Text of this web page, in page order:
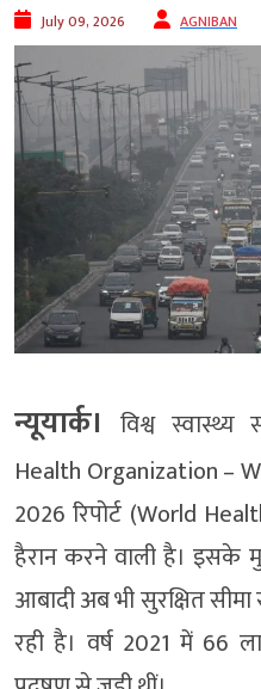
July 09, 2026 AGNIBAN
न्यूयार्क। विश्व
Health Organization –
2026 रिपोर्ट (World
हैरान करने वाली है। इसके
आबादी अब भी सुरक्षित
रही है। वर्ष 2021 में 66